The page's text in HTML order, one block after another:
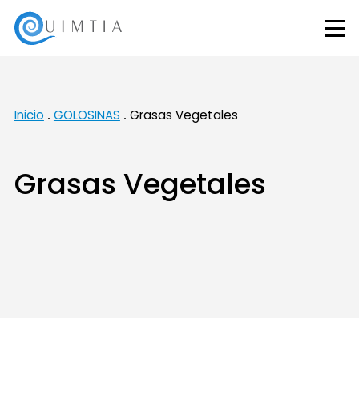
Inicio GOLOSINAS Grasas Vegetales
Grasas Vegetales